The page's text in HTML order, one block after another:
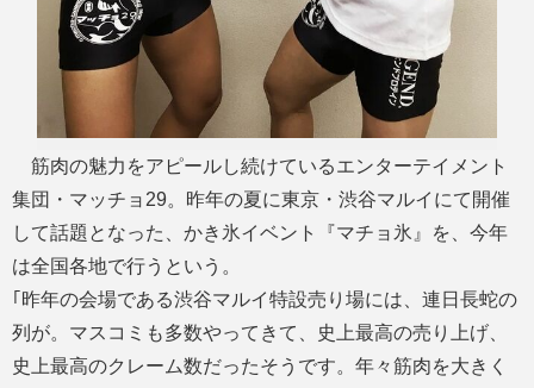
筋肉の魅力をアピールし続けているエンターテイメント
集団・マッチョ29。昨年の夏に東京・渋谷マルイにて開催
して話題となった、かき氷イベント『マチョ氷』を、今年
は全国各地で行うという。
｢昨年の会場である渋谷マルイ特設売り場には、連日長蛇の
列が。マスコミも多数やってきて、史上最高の売り上げ、
史上最高のクレーム数だったそうです。年々筋肉を大きく